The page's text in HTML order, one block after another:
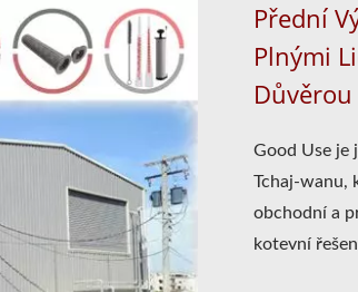
Přední
Plnými
Důvěrou
Good Use je
Tchaj-wanu,
obchodní a
kotevní